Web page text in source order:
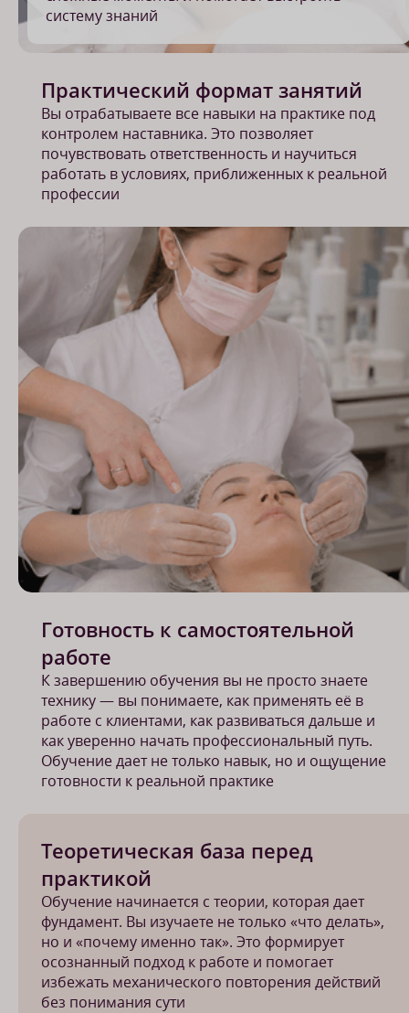
систему знаний
Теоретическая база перед
практикой
Обучение начинается с теории, которая дает
фундамент. Вы изучаете не только «что делать»,
но и «почему именно так». Это формирует
осознанный подход к работе и помогает
избежать механического повторения действий
без понимания сути
Практический формат занятий
Вы отрабатываете все навыки на практике под
контролем наставника. Это позволяет
почувствовать ответственность и научиться
работать в условиях, приближенных к реальной
профессии
Готовность к самостоятельной
работе
К завершению обучения вы не просто знаете
технику — вы понимаете, как применять её в
работе с клиентами, как развиваться дальше и
как уверенно начать профессиональный путь.
Обучение дает не только навык, но и ощущение
готовности к реальной практике